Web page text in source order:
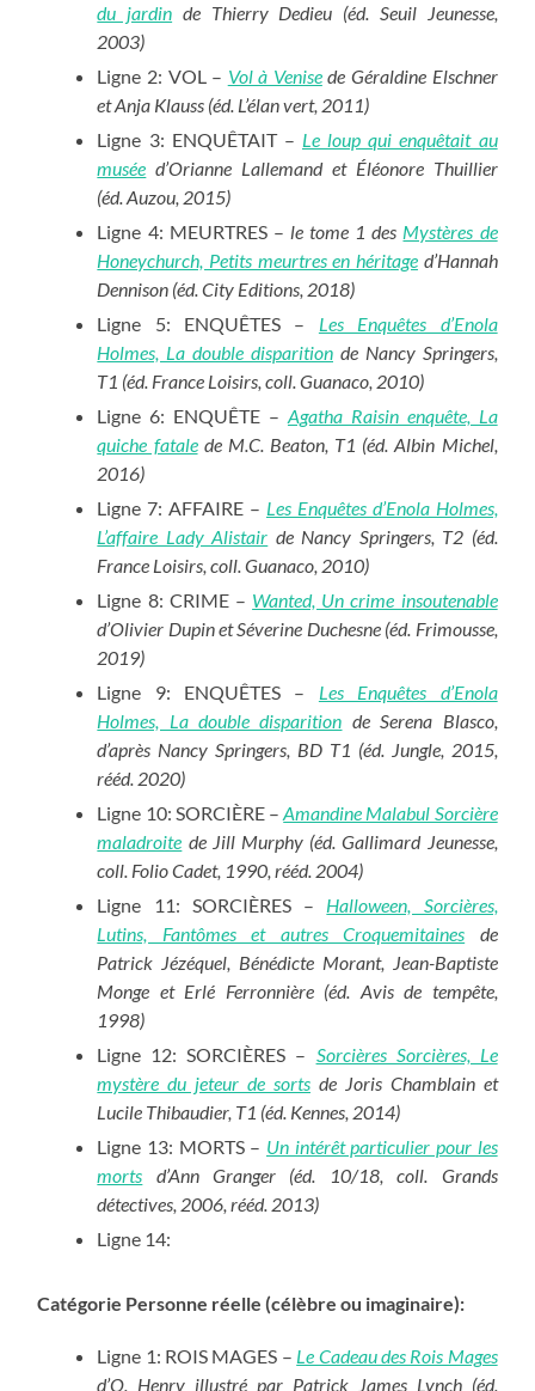
du jardin de Thierry Dedieu (éd. Seuil Jeunesse,
2003)
Ligne 2: VOL – Vol à Venisede Géraldine Elschner
et Anja Klauss (éd. L’élan vert, 2011)
Ligne 3: ENQUÊTAIT – Le loup qui enquêtait au
musée d’Orianne Lallemand et Éléonore Thuillier
(éd. Auzou, 2015)
Ligne 4: MEURTRES – le tome 1 des Mystères de
Honeychurch, Petits meurtres en héritaged’Hannah
Dennison (éd. City Editions, 2018)
Ligne 5: ENQUÊTES – Les Enquêtes d’Enola
Holmes, La double disparition de Nancy Springers,
T1 (éd. France Loisirs, coll. Guanaco, 2010)
Ligne 6: ENQUÊTE – Agatha Raisin enquête, La
quiche fatalede M.C. Beaton, T1 (éd. Albin Michel,
2016)
Ligne 7: AFFAIRE – Les Enquêtes d’Enola Holmes,
L’affaire Lady Alistair de Nancy Springers, T2 (éd.
France Loisirs, coll. Guanaco, 2010)
Ligne 8: CRIME – Wanted, Un crime insoutenable
d’Olivier Dupin et Séverine Duchesne (éd. Frimousse,
2019)
Ligne 9: ENQUÊTES – Les Enquêtes d’Enola
Holmes, La double disparition de Serena Blasco,
d’après Nancy Springers, BD T1 (éd. Jungle, 2015,
rééd. 2020)
Ligne 10: SORCIÈRE –Amandine Malabul Sorcière
maladroite de Jill Murphy (éd. Gallimard Jeunesse,
coll. Folio Cadet, 1990, rééd. 2004)
Ligne 11: SORCIÈRES – Halloween, Sorcières,
Lutins, Fantômes et autres Croquemitaines de
Patrick Jézéquel, Bénédicte Morant, Jean-Baptiste
Monge et Erlé Ferronnière (éd. Avis de tempête,
1998)
Ligne 12: SORCIÈRES – Sorcières Sorcières, Le
mystère du jeteur de sorts de Joris Chamblain et
Lucile Thibaudier, T1 (éd. Kennes, 2014)
Ligne 13: MORTS – Un intérêt particulier pour les
morts d’Ann Granger (éd. 10/18, coll. Grands
détectives, 2006, rééd. 2013)
Ligne 14:
Catégorie Personne réelle (célèbre ou imaginaire):
Ligne 1: ROIS MAGES – Le Cadeau des Rois Mages
d’O. Henry illustré par Patrick James Lynch (éd.